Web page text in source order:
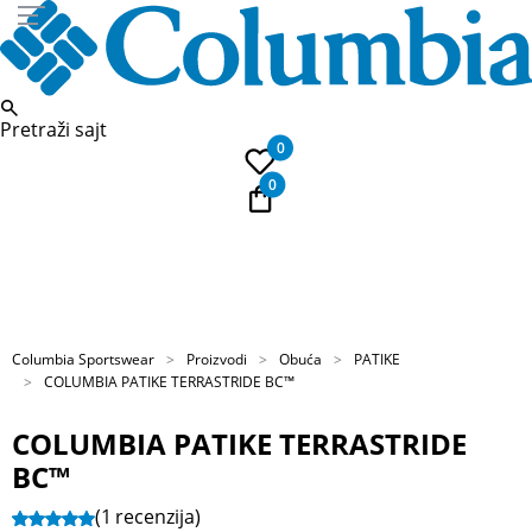
Pretraži sajt
0
0
Columbia Sportswear Proizvodi Obuća
PATIKE
COLUMBIA PATIKE TERRASTRIDE BC™
COLUMBIA PATIKE TERRASTRIDE
BC™
(1 recenzija)